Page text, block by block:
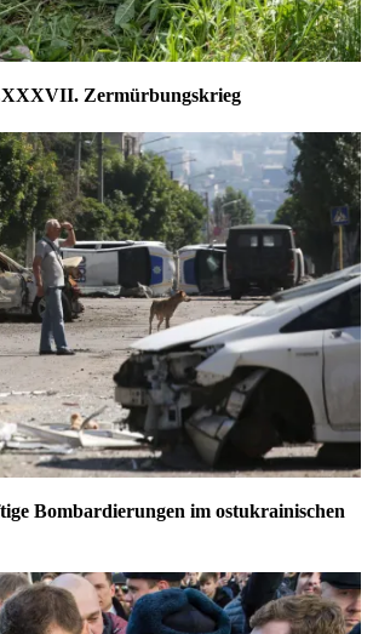
Zermürbungskrieg
Bombardierungen im ostukrainischen